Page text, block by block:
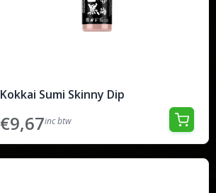
Kokkai Sumi Skinny Dip
€9,67inc btw